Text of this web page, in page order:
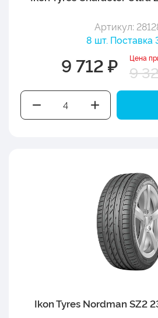
Артикул:
8 шт. Поставка
9 712 ₽ Цена
9
Ikon Tyres Nordman SZ2